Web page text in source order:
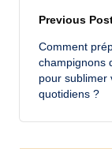
Post
Previous
Comment
champignons
pour sublimer
quotidiens ?